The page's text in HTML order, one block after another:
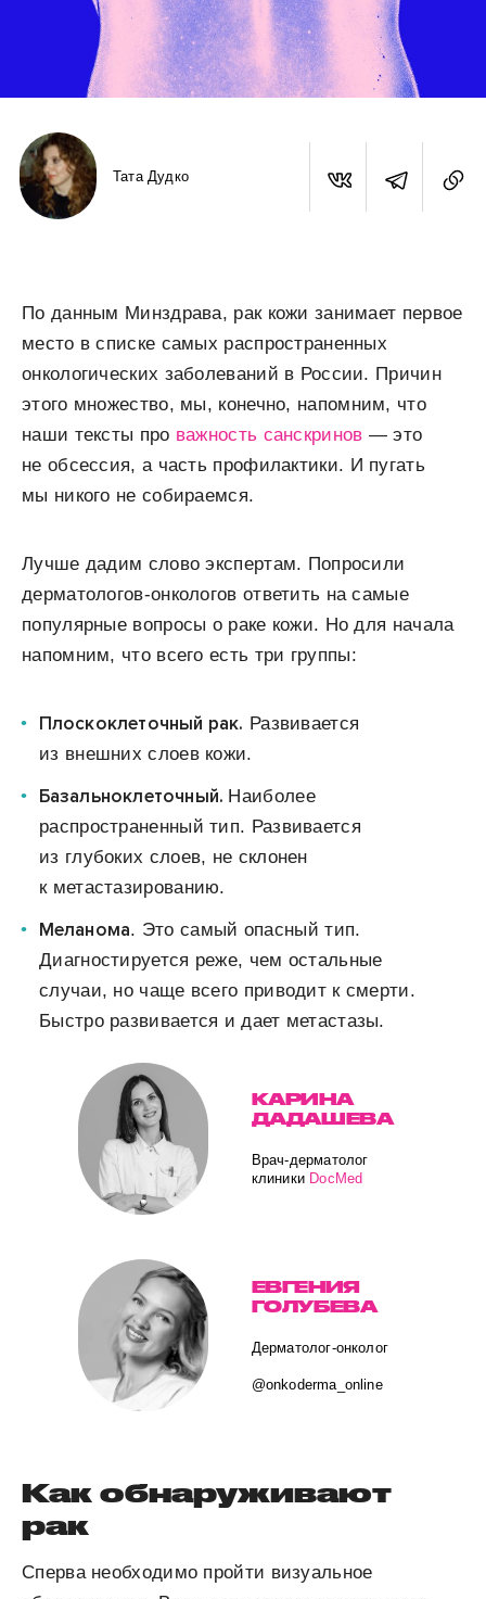
Тата Дудко
По данным Минздрава, рак кожи занимает первое
место в списке самых распространенных
онкологических заболеваний в России. Причин
этого множество, мы, конечно, напомним, что
наши тексты про важность санскринов — это
не обсессия, а часть профилактики. И пугать
мы никого не собираемся.
Лучше дадим слово экспертам. Попросили
дерматологов-онкологов ответить на самые
популярные вопросы о раке кожи. Но для начала
напомним, что всего есть три группы:
Плоскоклеточный рак. Развивается
из внешних слоев кожи.
Базальноклеточный. Наиболее
распространенный тип. Развивается
из глубоких слоев, не склонен
к метастазированию.
Меланома. Это самый опасный тип.
Диагностируется реже, чем остальные
случаи, но чаще всего приводит к смерти.
Быстро развивается и дает метастазы.
КАРИНА
ДАДАШЕВА
Врач-дерматолог
клиники DocMed
ЕВГЕНИЯ
ГОЛУБЕВА
Дерматолог-онколог
@onkoderma_online
Как обнаруживают
рак
Сперва необходимо пройти визуальное